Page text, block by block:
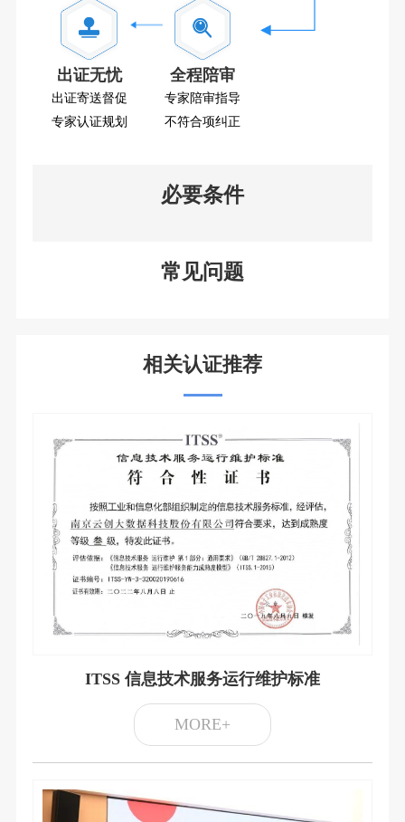
出证无忧
出证寄送督促
专家认证规划
全程陪审
专家陪审指导
不符合项纠正
必要条件
常见问题
相关认证推荐
ITSS 信息技术服务运行维护标准
MORE+